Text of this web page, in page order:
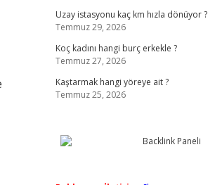
Uzay istasyonu kaç km hızla dönüyor ?
Temmuz 29, 2026
Koç kadını hangi burç erkekle ?
Temmuz 27, 2026
Kaştarmak hangi yöreye ait ?
Temmuz 25, 2026